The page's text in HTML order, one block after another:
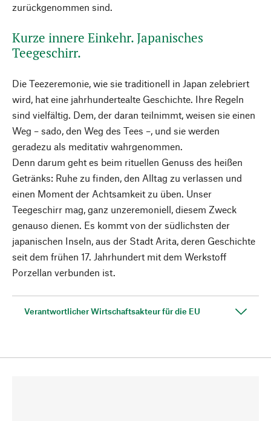
zurückgenommen sind.
Kurze innere Einkehr. Japanisches
Teegeschirr.
Die Teezeremonie, wie sie traditionell in Japan zelebriert
wird, hat eine jahrhundertealte Geschichte. Ihre Regeln
sind vielfältig. Dem, der daran teilnimmt, weisen sie einen
Weg – sado, den Weg des Tees –, und sie werden
geradezu als meditativ wahrgenommen.
Denn darum geht es beim rituellen Genuss des heißen
Getränks: Ruhe zu finden, den Alltag zu verlassen und
einen Moment der Achtsamkeit zu üben. Unser
Teegeschirr mag, ganz unzeremoniell, diesem Zweck
genauso dienen. Es kommt von der südlichsten der
japanischen Inseln, aus der Stadt Arita, deren Geschichte
seit dem frühen 17. Jahrhundert mit dem Werkstoff
Porzellan verbunden ist.
Verantwortlicher Wirtschaftsakteur für die EU